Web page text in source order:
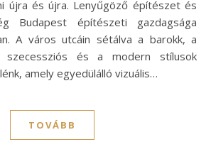
újra és újra. Lenyűgöző építészet és
Budapest építészeti gazdagsága
A város utcáin sétálva a barokk, a
szecessziós és a modern stílusok
amely egyedülálló vizuális…
TOVÁBB